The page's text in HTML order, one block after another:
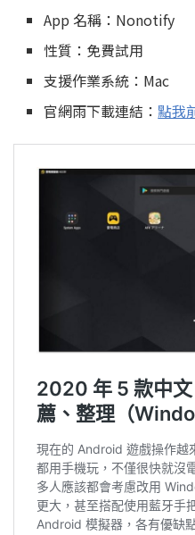
App 名稱：Nonotify
性質：免費試用
支援作業系統：Mac
官網雨下載連結：點我